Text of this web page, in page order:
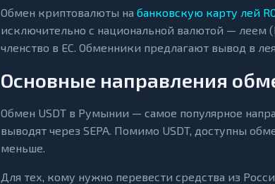
Обмен криптовалюты на банковскую карту лей
исключительно с национальной валютой — леем
членство в ЕС. Обменники предлагают вывод в
Основные направления
Обмен USDT в Румынии — самое популярное
выводят через SEPA. Помимо USDT, доступны
меньше.
Для тех, кому нужно перевести средства из